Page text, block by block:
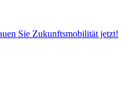
Sie Zukunftsmobilität jetzt!